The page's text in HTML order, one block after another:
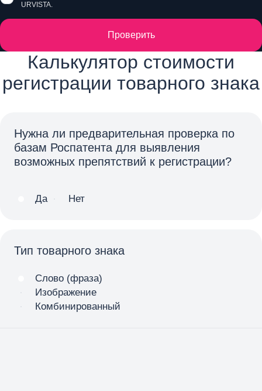
URVISTA.
Проверить
Калькулятор стоимости
регистрации товарного знака
Нужна ли предварительная проверка по
базам Роспатента для выявления
возможных препятствий к регистрации?
Да Нет
Тип товарного знака
Слово (фраза)
Изображение
Комбинированный